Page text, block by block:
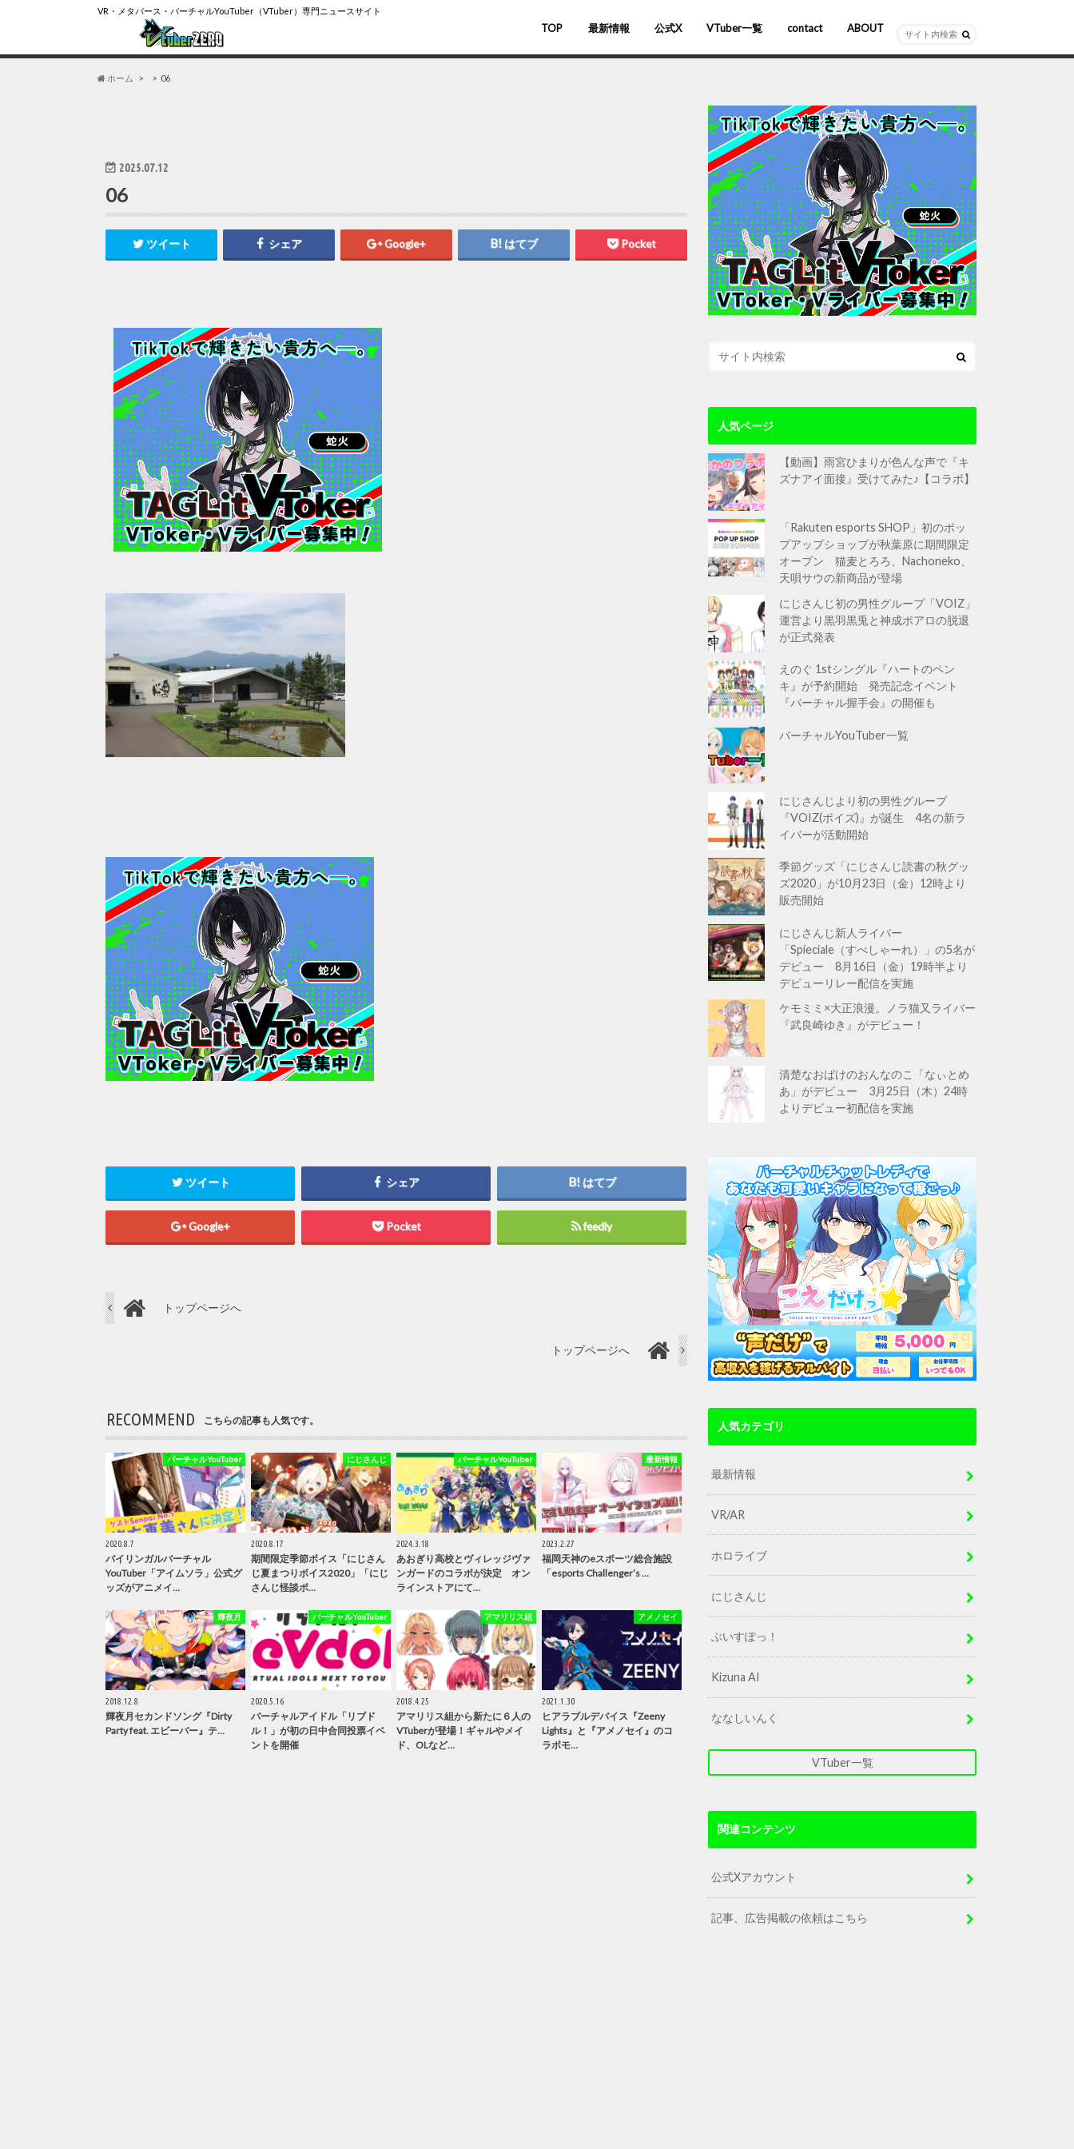
VR・メタバース・バーチャルYouTuber（VTuber）専門ニュースサイト
TOP 最新情報 公式X VTuber一覧
バーチャルYouTuber
VR/AR
ホロライブ
にじさんじ
ななしいんく
ぶいすぽっ！
contact ABOUT
ホーム 06
2025.07.12
06
ツイート シェア Google+ はてブ Pocket
ツイート シェア はてブ
Google+ Pocket feedly
トップページへ
トップページへ
RECOMMEND こちらの記事も人気です。
バーチャルYouTuber
2020.8.7
バイリンガルバーチャル
YouTuber「アイムソラ」公式グ
ッズがアニメイ…
にじさんじ
2020.8.17
期間限定季節ボイス「にじさん
じ夏まつりボイス2020」「にじ
さんじ怪談ボ…
バーチャルYouTuber
2024.3.18
あおぎり高校とヴィレッジヴァ
ンガードのコラボが決定 オン
ラインストアにて…
最新情報
2023.2.27
福岡天神のeスポーツ総合施設
「esports Challenger’s …
輝夜月
2018.12.8
輝夜月セカンドソング『Dirty
Party feat. エビーバー』テ…
バーチャルYouTuber
2020.5.16
バーチャルアイドル「リブド
ル！」が初の日中合同投票イベ
ントを開催
アマリリス組
2018.4.25
アマリリス組から新たに６人の
VTuberが登場！ギャルやメイ
ド、OLなど…
アメノセイ
2021.1.30
ヒアラブルデバイス『Zeeny
Lights』と『アメノセイ』のコ
ラボモ…
人気ページ
【動画】雨宮ひまりが色んな声で『キ
ズナアイ面接』受けてみた♪【コラボ】
「Rakuten esports SHOP」初のポッ
プアップショップが秋葉原に期間限定
オープン 猫麦とろろ、Nachoneko、
天唄サウの新商品が登場
にじさんじ初の男性グループ「VOIZ」
運営より黒羽黒兎と神成ポアロの脱退
が正式発表
えのぐ 1stシングル『ハートのペン
キ』が予約開始 発売記念イベント
『バーチャル握手会』の開催も
バーチャルYouTuber一覧
にじさんじより初の男性グループ
『VOIZ(ボイズ)』が誕生 4名の新ラ
イバーが活動開始
季節グッズ「にじさんじ読書の秋グッ
ズ2020」が10月23日（金）12時より
販売開始
にじさんじ新人ライバー
「Spieciale（すぺしゃーれ）」の5名が
デビュー 8月16日（金）19時半より
デビューリレー配信を実施
ケモミミ×大正浪漫。ノラ猫又ライバー
『武良崎ゆき』がデビュー！
清楚なおばけのおんなのこ「なぃとめ
あ」がデビュー 3月25日（木）24時
よりデビュー初配信を実施
人気カテゴリ
最新情報
VR/AR
ホロライブ
にじさんじ
ぶいすぽっ！
Kizuna AI
ななしいんく
VTuber一覧
関連コンテンツ
公式Xアカウント
記事、広告掲載の依頼はこちら